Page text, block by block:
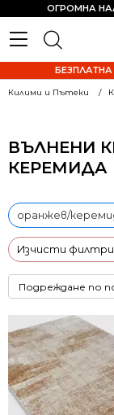
ОГРОМНА
Килими и Пътеки
ВЪЛНЕНИ
КЕРЕМИДА
Изчисти
оранжев/